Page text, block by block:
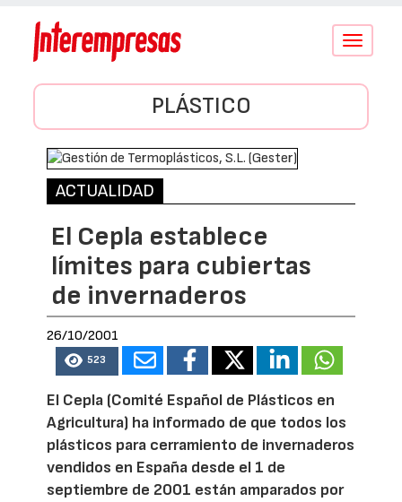
Conmutar
PLÁSTICO
ACTUALIDAD
El Cepla establece
límites para cubiertas
de invernaderos
26/10/2001
523
El Cepla (Comité Español de Plásticos en
Agricultura) ha informado de que todos los
plásticos para cerramiento de invernaderos
vendidos en España desde el 1 de
septiembre de 2001 están amparados por